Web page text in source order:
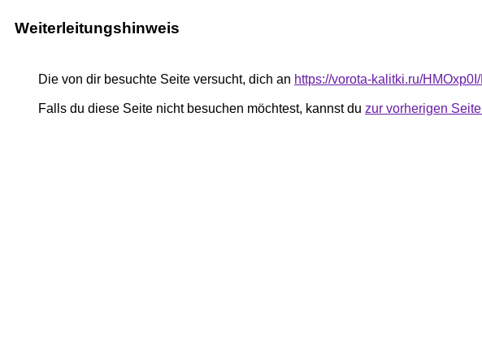
Weiterleitungshinweis
Die von dir besuchte Seite versucht, dich an https://vorota-kalitki.ru/
Falls du diese Seite nicht besuchen möchtest, kannst du zur vorherigen